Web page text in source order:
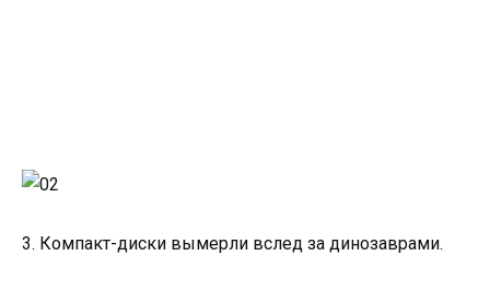
3. Компакт-диски вымерли вслед за динозаврами.